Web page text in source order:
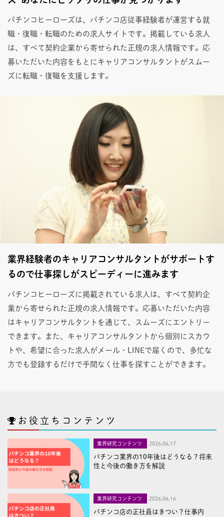
パチンコヒーローズは、パチンコ店従事経験者が運営する就
職・復職・転職のための求人サイトです。掲載している求人
は、すべて契約企業から寄せられた正規の求人情報です。応
募いただいた内容をもとにキャリアコンサルタントがスムー
ズに転職・復職を支援します。
業界経験者のキャリアコンサルタントがサポートす
るので仕事探しがスピーディーに進みます
パチンコヒーローズに掲載されている求人は、すべて契約企
業から寄せられた正規の求人情報です。応募いただいた内容
はキャリアコンサルタントを通じて、スムーズにエントリー
できます。また、キャリアコンサルタントから個別にスカウ
トや、希望に合った求人がメール・LINEで届くので、多忙な
方でも登録するだけで手間なく仕事を探すことができます。
お役立ちコンテンツ
業界研究コンテンツ 2026,06,17
パチンコ業界の10年後はどうなる？将来
性と今後の働き方を解説
業界研究コンテンツ 2026,06,16
パチンコ店の正社員はきつい？仕事内